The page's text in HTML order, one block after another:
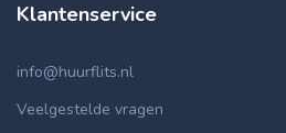
Klantenservice
info@huurflits.nl
Veelgestelde vragen